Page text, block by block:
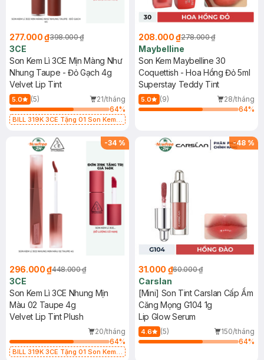
277.000 ₫398.000 ₫
3CE
Son Kem Lì 3CE Mịn Màng Như
Nhung Taupe - Đỏ Gạch 4g
Velvet Lip Tint
5.0 (5)
21/tháng
64%
BILL 319K 3CE Tặng 01 Son Kem
1.5g (SL có hạn)
208.000 ₫278.000 ₫
Maybelline
Son Kem Maybelline 30
Coquettish - Hoa Hồng Đỏ 5ml
Superstay Teddy Tint
5.0 (9)
28/tháng
64%
-34 %
296.000 ₫448.000 ₫
3CE
Son Kem Lì 3CE Nhung Mịn
Màu 02 Taupe 4g
Velvet Lip Tint Plush
20/tháng
64%
BILL 319K 3CE Tặng 01 Son Kem
-48 %
31.000 ₫60.000 ₫
Carslan
[Mini] Son Tint Carslan Cấp Ẩm
Căng Mọng G104 1g
Lip Glow Serum
4.6 (5)
150/tháng
64%